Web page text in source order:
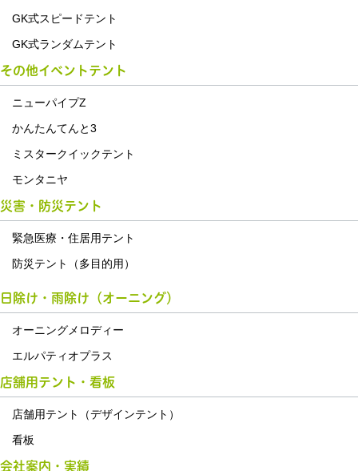
GK式スピードテント
GK式ランダムテント
その他イベントテント
ニューパイプZ
かんたんてんと3
ミスタークイックテント
モンタニヤ
災害・防災テント
緊急医療・住居用テント
防災テント（多目的用）
日除け・雨除け（オーニング）
オーニングメロディー
エルパティオプラス
店舗用テント・看板
店舗用テント（デザインテント）
看板
会社案内・実績